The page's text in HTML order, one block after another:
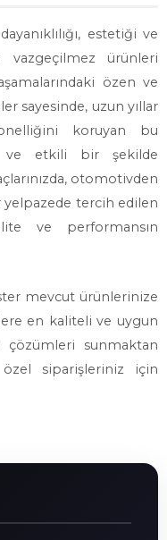
estetiği ve
vazgeçilmez ürünleri
özen ve
sayesinde, uzun yıllar
koruyan bu
ve etkili bir şekilde
otomotivden
tercih edilen
ve performansın
mevcut ürünlerinize
en kaliteli ve uygun
çözümleri sunmaktan
siparişleriniz için